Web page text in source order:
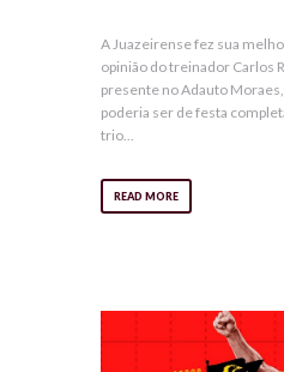
A Juazeirense fez sua
opinião do treinador Carlos
presente no Adauto
poderia ser de festa
trio...
READ MORE